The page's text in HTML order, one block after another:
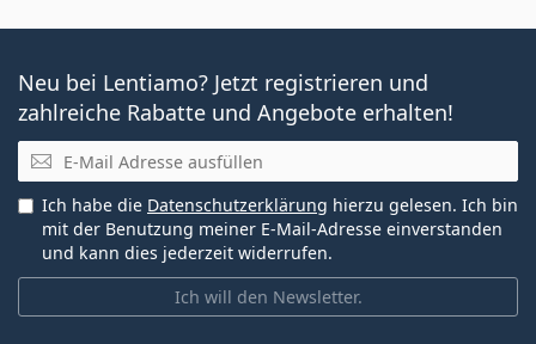
Neu bei Lentiamo? Jetzt registrieren und
zahlreiche Rabatte und Angebote erhalten!
E-Mail
Ich will den Newsletter.
Ich habe die Datenschutzerklärung hierzu gelesen. Ich bin
mit der Benutzung meiner E-Mail-Adresse einverstanden
und kann dies jederzeit widerrufen.